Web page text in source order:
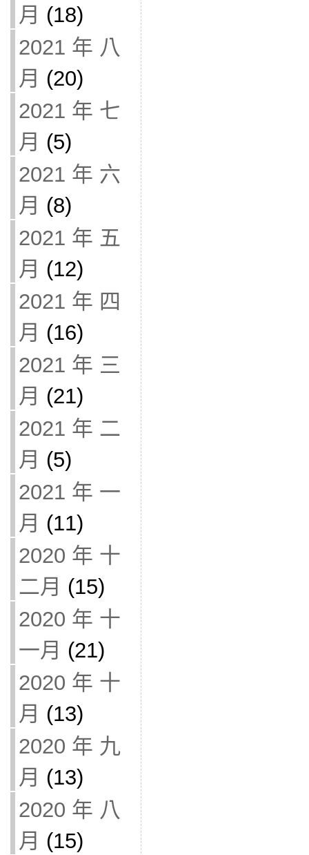
月 (18)
2021 年 八
月 (20)
2021 年 七
月 (5)
2021 年 六
月 (8)
2021 年 五
月 (12)
2021 年 四
月 (16)
2021 年 三
月 (21)
2021 年 二
月 (5)
2021 年 一
月 (11)
2020 年 十
二月 (15)
2020 年 十
一月 (21)
2020 年 十
月 (13)
2020 年 九
月 (13)
2020 年 八
月 (15)